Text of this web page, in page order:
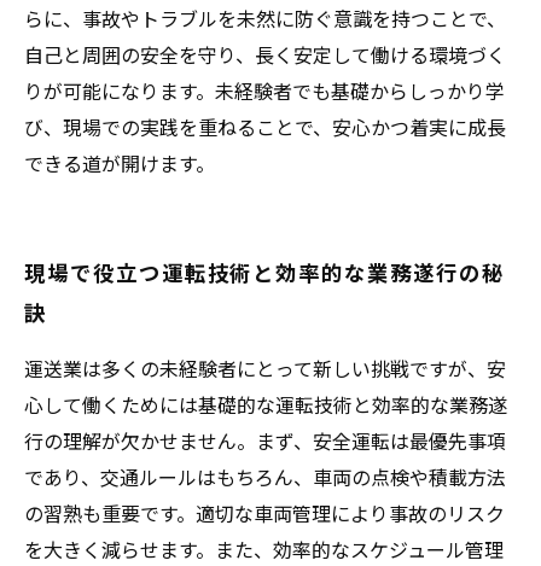
らに、事故やトラブルを未然に防ぐ意識を持つことで、
自己と周囲の安全を守り、長く安定して働ける環境づく
りが可能になります。未経験者でも基礎からしっかり学
び、現場での実践を重ねることで、安心かつ着実に成長
できる道が開けます。
現場で役立つ運転技術と効率的な業務遂行の秘
訣
運送業は多くの未経験者にとって新しい挑戦ですが、安
心して働くためには基礎的な運転技術と効率的な業務遂
行の理解が欠かせません。まず、安全運転は最優先事項
であり、交通ルールはもちろん、車両の点検や積載方法
の習熟も重要です。適切な車両管理により事故のリスク
を大きく減らせます。また、効率的なスケジュール管理